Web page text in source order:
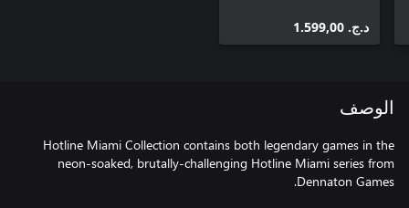
د.ج.‏ 1.599,00
الوصف
Hotline Miami Collection contains both legendary games in the
neon-soaked, brutally-challenging Hotline Miami series from